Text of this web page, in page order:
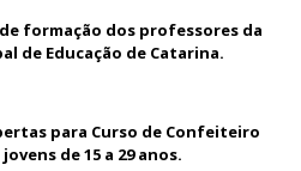
formação dos professores da
de Educação de Catarina.
para Curso de Confeiteiro
de 15 a 29 anos.